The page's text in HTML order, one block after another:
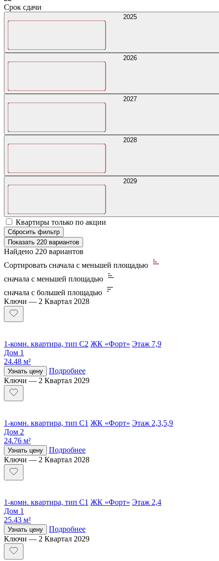
Срок сдачи
2025
2026
2027
2028
2029
Квартиры только по акции
Сбросить фильтр
Показать 220 вариантов
Найдено 220 вариантов
Сортировать сначала с меньшей площадью
сначала с меньшей площадью
сначала с большей площадью
Ключи — 2 Квартал 2028
1-комн. квартира, тип С2 ЖК «Форт» Этаж 7,9
Дом 1
24.48 м²
Узнать цену
Подробнее
Ключи — 2 Квартал 2029
1-комн. квартира, тип С1 ЖК «Форт» Этаж 2,3,5,9
Дом 2
24.76 м²
Узнать цену
Подробнее
Ключи — 2 Квартал 2028
1-комн. квартира, тип С1 ЖК «Форт» Этаж 2,4
Дом 1
25.43 м²
Узнать цену
Подробнее
Ключи — 2 Квартал 2029